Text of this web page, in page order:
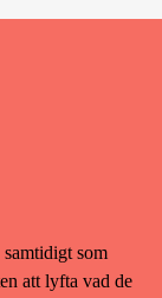
som
att lyfta vad de